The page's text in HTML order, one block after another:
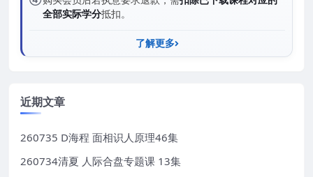
全部实际学分抵扣。
了解更多
近期文章
260735 D海程 面相识人原理46集
260734清夏 人际合盘专题课 13集